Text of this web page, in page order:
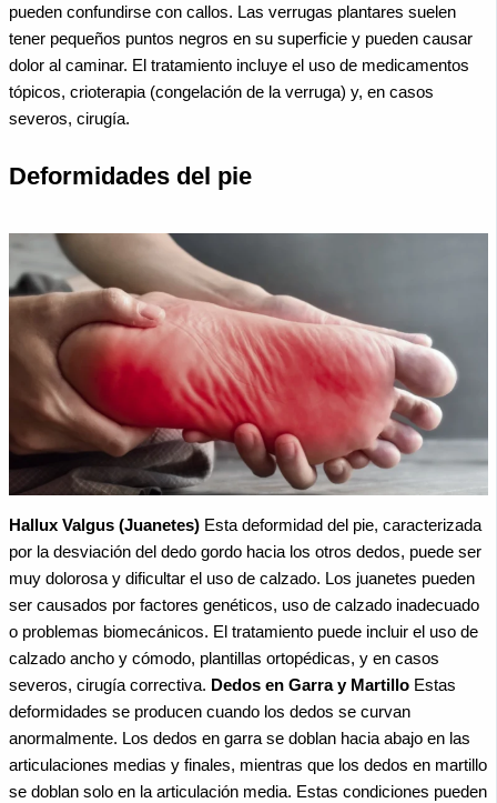
pueden confundirse con callos. Las verrugas plantares suelen
tener pequeños puntos negros en su superficie y pueden causar
dolor al caminar. El tratamiento incluye el uso de medicamentos
tópicos, crioterapia (congelación de la verruga) y, en casos
severos, cirugía.
Deformidades del pie
Hallux Valgus (Juanetes) Esta deformidad del pie, caracterizada
por la desviación del dedo gordo hacia los otros dedos, puede ser
muy dolorosa y dificultar el uso de calzado. Los juanetes pueden
ser causados por factores genéticos, uso de calzado inadecuado
o problemas biomecánicos. El tratamiento puede incluir el uso de
calzado ancho y cómodo, plantillas ortopédicas, y en casos
severos, cirugía correctiva. Dedos en Garra y Martillo Estas
deformidades se producen cuando los dedos se curvan
anormalmente. Los dedos en garra se doblan hacia abajo en las
articulaciones medias y finales, mientras que los dedos en martillo
se doblan solo en la articulación media. Estas condiciones pueden